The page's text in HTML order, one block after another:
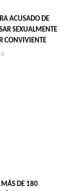
ACUSADO DE
SEXUALMENTE
CONVIVIENTE
MÁS DE 180